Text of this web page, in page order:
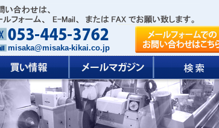
misaka@misaka-kikai.co.jp